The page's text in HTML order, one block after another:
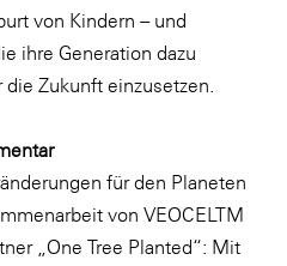
von Kindern – und
ihre Generation dazu
Zukunft einzusetzen.
für den Planeten
von VEOCELTM
„One Tree Planted“: Mit